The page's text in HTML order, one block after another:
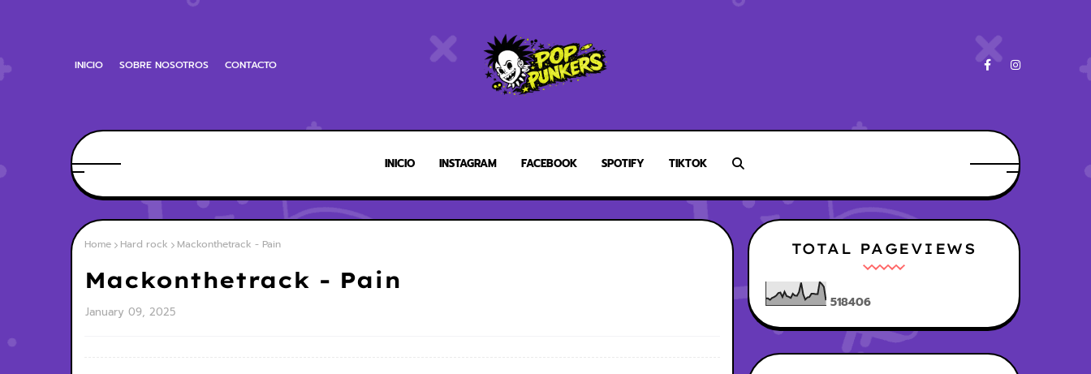
INICIO SOBRE NOSOTROS CONTACTO
INICIO INSTAGRAM FACEBOOK SPOTIFY TIKTOK
Home Hard rock Mackonthetrack - Pain
Mackonthetrack - Pain
January 09, 2025
TOTAL PAGEVIEWS
518406